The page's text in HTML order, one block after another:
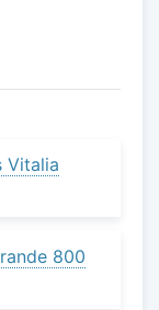
Vitalia
800